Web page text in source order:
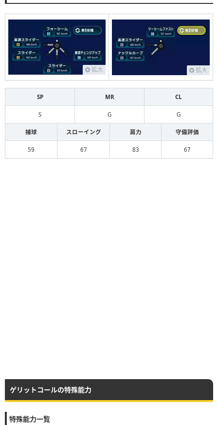
拡大 拡大
SP MR CL
S G G
捕球 スローイング 肩力 守備評価
59 67 83 67
ゲリットコールの特殊能力
特殊能力一覧